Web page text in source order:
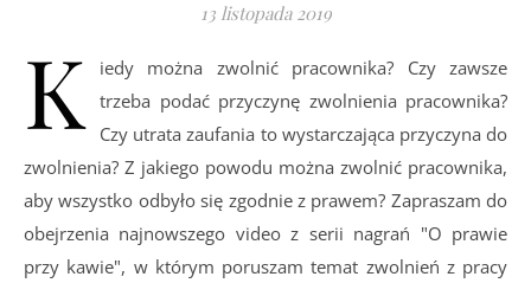
13 listopada 2019
K
iedy można zwolnić pracownika? Czy zawsze
trzeba podać przyczynę zwolnienia pracownika?
Czy utrata zaufania to wystarczająca przyczyna do
zwolnienia? Z jakiego powodu można zwolnić pracownika,
aby wszystko odbyło się zgodnie z prawem? Zapraszam do
obejrzenia najnowszego video z serii nagrań "O prawie
przy kawie", w którym poruszam temat zwolnień z pracy